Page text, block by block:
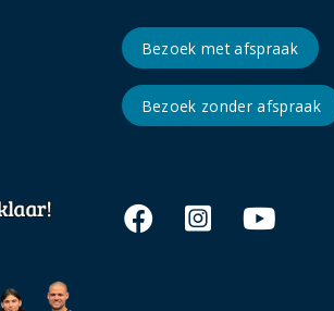
Bezoek met afspraak
Bezoek zonder afspraak